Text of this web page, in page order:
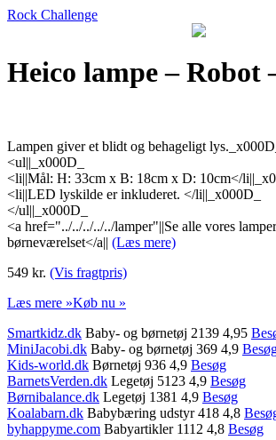
Rock Challenge
Heico lampe – Robot
Lampen giver et blidt og behageligt lys._x000D_
<ul||_x000D_
<li||Mål: H: 33cm x B: 18cm x D: 10cm</
<li||LED lyskilde er inkluderet. </li||_x000D_
</ul||_x000D_
<a href="../../../../../lamper"||Se alle vores
børneværelset</a|| (Læs mere)
549 kr. (Vis fragtpris)
Læs mere »Køb nu »
Smartkidz.dk Baby- og børnetøj 2139 4,95
MiniJacobi.dk Baby- og børnetøj 369 4,9
Kids-world.dk Børnetøj 936 4,9 Besøg
BarnetsVerden.dk Legetøj 5123 4,9 Besøg
Børnibalance.dk Legetøj 1381 4,9 Besøg
Koalabarn.dk Babybæring udstyr 418 4,8
byhappyme.com Babyartikler 1112 4,8 Besøg